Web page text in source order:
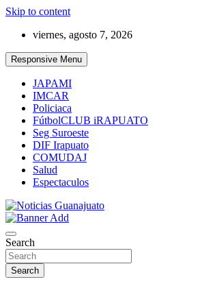
Skip to content
viernes, agosto 7, 2026
Responsive Menu
JAPAMI
IMCAR
Policiaca
FútbolCLUB iRAPUATO
Seg Suroeste
DIF Irapuato
COMUDAJ
Salud
Espectaculos
Noticias Guanajuato
Search
Search